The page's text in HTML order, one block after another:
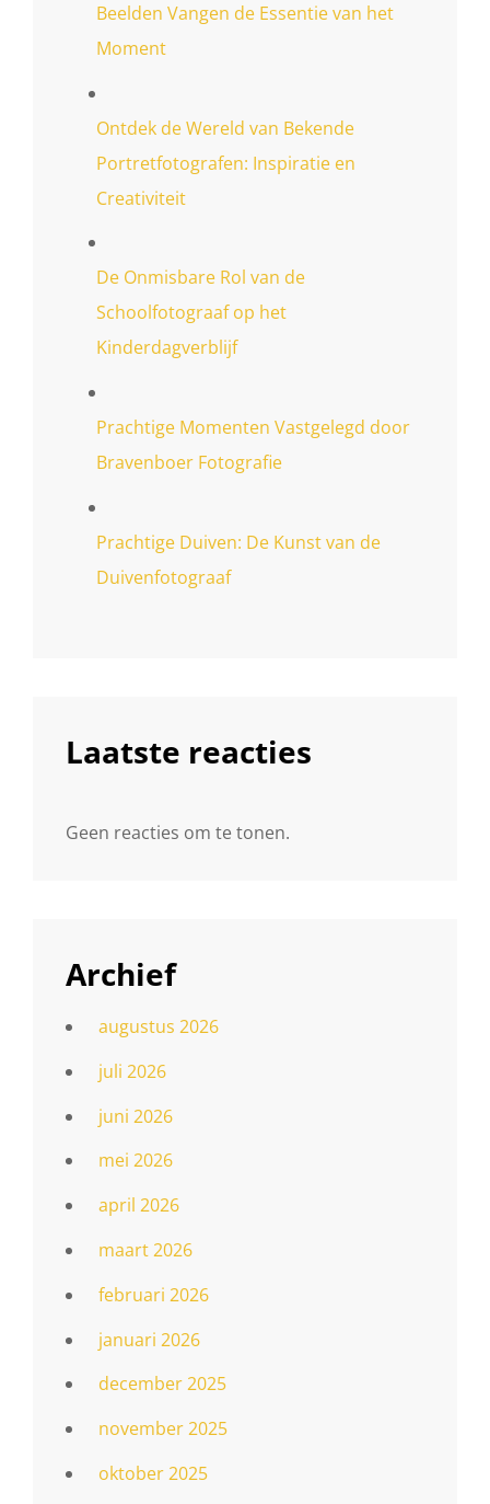
Beelden Vangen de Essentie van het
Moment
Ontdek de Wereld van Bekende
Portretfotografen: Inspiratie en
Creativiteit
De Onmisbare Rol van de
Schoolfotograaf op het
Kinderdagverblijf
Prachtige Momenten Vastgelegd door
Bravenboer Fotografie
Prachtige Duiven: De Kunst van de
Duivenfotograaf
Laatste reacties
Geen reacties om te tonen.
Archief
augustus 2026
juli 2026
juni 2026
mei 2026
april 2026
maart 2026
februari 2026
januari 2026
december 2025
november 2025
oktober 2025